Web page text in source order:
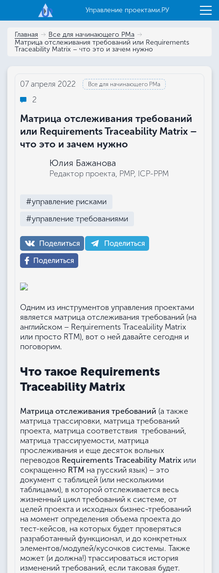
Управление проектами.РУ
Главная
Все для начинающего РМа
Матрица отслеживания требований или Requirements
Traceability Matrix – что это и зачем нужно
07 апреля 2022 Все для начинающего РМа
2
Матрица отслеживания требований
или Requirements Traceability Matrix –
что это и зачем нужно
Юлия Бажанова
Редактор проекта, РМР, ICP-PPM
#управление рисками
#управление требованиями
Поделиться
Поделиться
Поделиться
Одним из инструментов управления проектами
является матрица отслеживания требований (на
английском – Requirements Traceability Matrix
или просто RTM), вот о ней давайте сегодня и
поговорим.
Что такое Requirements
Traceability Matrix
Матрица отслеживания требований (а также
матрица трассировки, матрица требований
проекта, матрица соответствия требований,
матрица трассируемости, матрица
прослеживания и еще десяток вольных
переводов Requirements Traceability Matrix или
сокращенно RTM на русский язык) – это
документ с таблицей (или несколькими
таблицами), в которой отслеживается весь
жизненный цикл требований к системе, от
целей проекта и исходных бизнес-требований
на момент определения объема проекта до
тест-кейсов, на которых будет проверяться
разработанный функционал, и до конкретных
элементов/модулей/кусочков системы. Также
может (и должна!) трассироваться история
изменений требований, если таковая будет.